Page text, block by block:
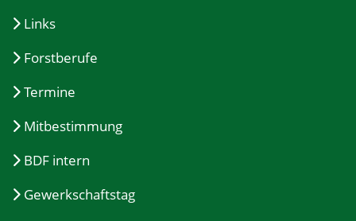
Links
Forstberufe
Termine
Mitbestimmung
BDF intern
Gewerkschaftstag